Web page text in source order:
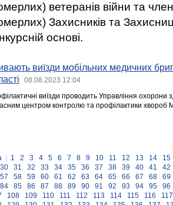
ветеранів війни та
Захисників та
основі.
виїзди мобільних медичних
08.08.2023 12:04
виїзди проводить Управління охорони
центром контролю та профілактики хвороб
1 2 3 4 5 6 7 8 9 10 11 12 13 14
15
30 31 32 33 34 35 36 37 38 39 40 41
42
57 58 59 60 61 62 63 64 65 66 67 68
69
84 85 86 87 88 89 90 91 92 93 94 95
96
108 109 110 111 112 113 114 115 116
117